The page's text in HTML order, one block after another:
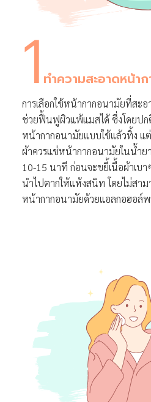
1 ทำความสะอาดหน้า
การเลือกใช้หน้ากากอนามัยที่สะ
ช่วยฟื้นฟูผิวแพ้แมสได้ ซึ่งโดยปก
หน้ากากอนามัยแบบใช้แล้วทิ้ง แ
ผ้าควรแช่หน้ากากอนามัยในน้ำย
10-15 นาที ก่อนจะขยี้เนื้อผ้าเบ
นำไปตากให้แห้งสนิท โดยไม่สา
หน้ากากอนามัยด้วยแอลกอฮอล์พ